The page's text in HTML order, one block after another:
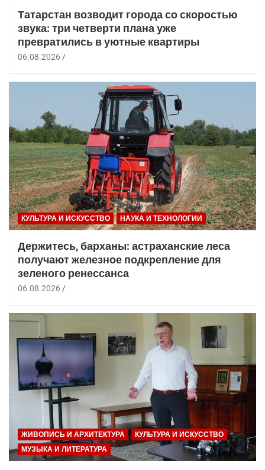
Татарстан возводит города со скоростью
звука: три четверти плана уже
превратились в уютные квартиры
06.08.2026
КУЛЬТУРА И ИСКУССТВО НАУКА И ТЕХНОЛОГИИ
Держитесь, барханы: астраханские леса
получают железное подкрепление для
зеленого ренессанса
06.08.2026
ЖИВОПИСЬ И АРХИТЕКТУРА
КУЛЬТУРА И ИСКУССТВО
МУЗЫКА И ЛИТЕРАТУРА